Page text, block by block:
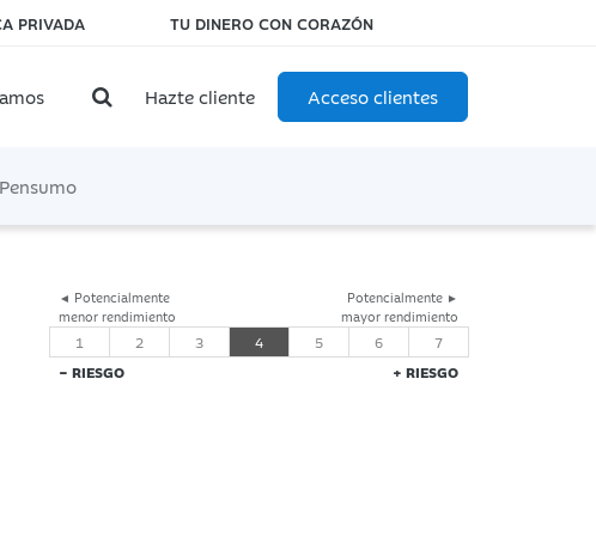
PRIVADA TU DINERO CON CORAZÓN
Hazte cliente Acceso clientes
Pensumo
◄ Potencialmente
menor rendimiento
Potencialmente ►
mayor rendimiento
− RIESGO + RIESGO
1 2 3 4 5 6 7